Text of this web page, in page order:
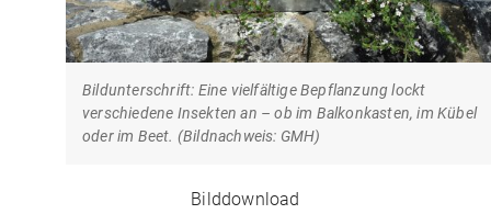
Bildunterschrift: Eine vielfältige Bepflanzung lockt
verschiedene Insekten an – ob im Balkonkasten, im Kübel
oder im Beet. (Bildnachweis: GMH)
Bilddownload